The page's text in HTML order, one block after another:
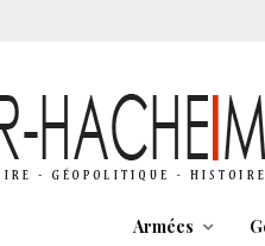
Armées